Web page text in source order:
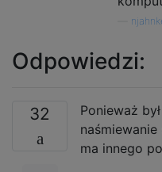
Odpowiedzi:
32
Ponieważ
ma innego